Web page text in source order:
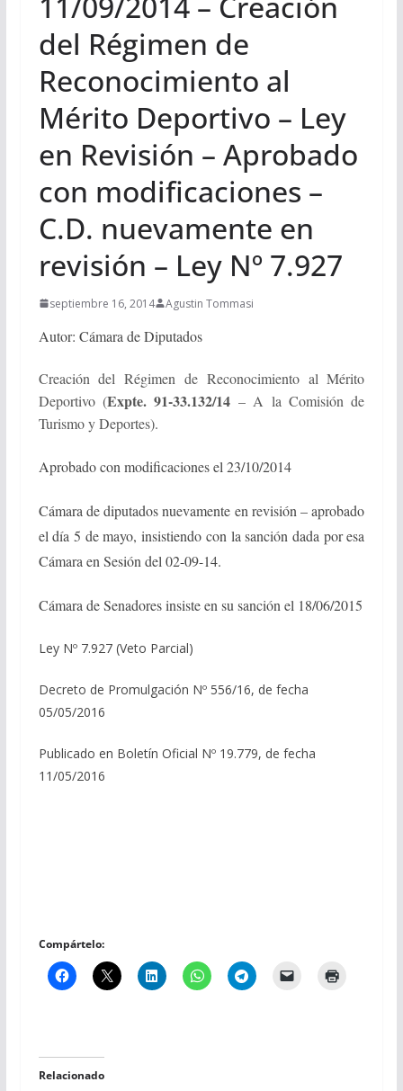
del Régimen de
Reconocimiento al
Mérito Deportivo – Ley
en Revisión – Aprobado
con modificaciones –
C.D. nuevamente en
revisión – Ley Nº 7.927
septiembre 16, 2014 Agustin Tommasi
Autor: Cámara de Diputados
Creación del Régimen de Reconocimiento al Mérito
Deportivo (Expte. 91-33.132/14 – A la Comisión de
Turismo y Deportes).
Aprobado con modificaciones el 23/10/2014
Cámara de diputados nuevamente en revisión – aprobado
el día 5 de mayo, insistiendo con la sanción dada por esa
Cámara en Sesión del 02-09-14.
Cámara de Senadores insiste en su sanción el 18/06/2015
Ley Nº 7.927 (Veto Parcial)
Decreto de Promulgación Nº 556/16, de fecha
05/05/2016
Publicado en Boletín Oficial Nº 19.779, de fecha
11/05/2016
Compártelo:
Relacionado